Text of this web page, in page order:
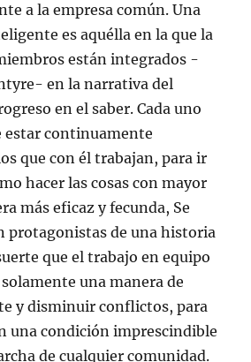
a la empresa común. Una
es aquélla en la que la
están integrados -
en la narrativa del
en el saber. Cada uno
estar continuamente
que con él trabajan, para ir
hacer las cosas con mayor
más eficaz y fecunda, Se
protagonistas de una historia
que el trabajo en equipo
una manera de
y disminuir conflictos, para
una condición imprescindible
de cualquier comunidad.